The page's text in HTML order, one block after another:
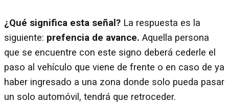
¿Qué significa esta señal? La respuesta es la
siguiente: prefencia de avance. Aquella persona
que se encuentre con este signo deberá cederle el
paso al vehículo que viene de frente o en caso de ya
haber ingresado a una zona donde solo pueda pasar
un solo automóvil, tendrá que retroceder.